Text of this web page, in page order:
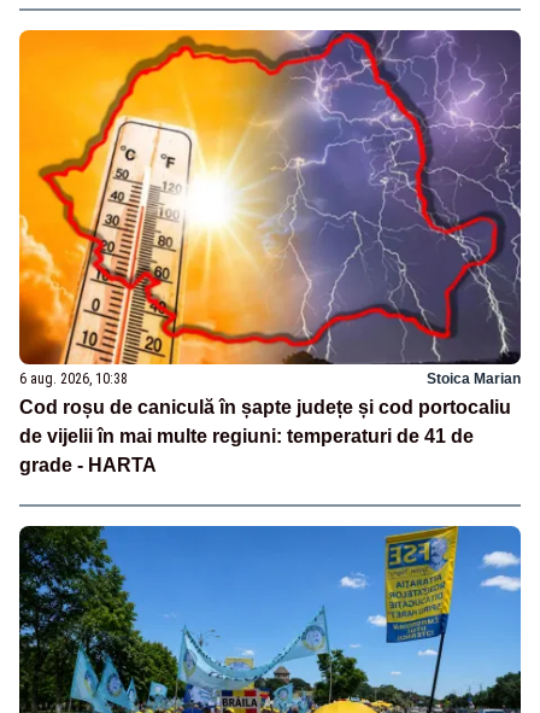
6 aug. 2026, 10:38 Stoica Marian
Cod roșu de caniculă în șapte județe și cod portocaliu
de vijelii în mai multe regiuni: temperaturi de 41 de
grade - HARTA